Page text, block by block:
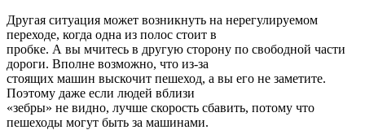
Другая ситуация может возникнуть на нерегулируемом
переходе, когда одна из полос стоит в
пробке. А вы мчитесь в другую сторону по свободной части
дороги. Вполне возможно, что из-за
стоящих машин выскочит пешеход, а вы его не заметите.
Поэтому даже если людей вблизи
«зебры» не видно, лучше скорость сбавить, потому что
пешеходы могут быть за машинами.